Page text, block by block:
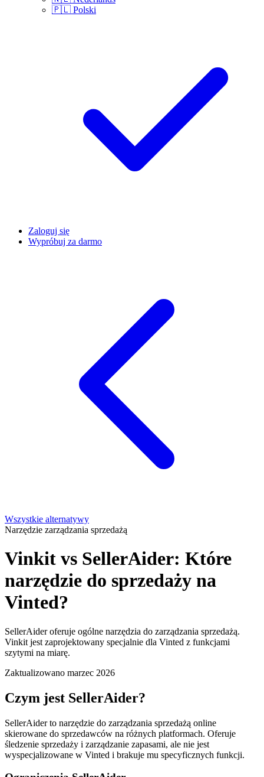
🇵🇱 Polski
Zaloguj się
Wypróbuj za darmo
Wszystkie alternatywy
Narzędzie zarządzania sprzedażą
Vinkit vs SellerAider: Które
narzędzie do sprzedaży na
Vinted?
SellerAider oferuje ogólne narzędzia do zarządzania sprzedażą.
Vinkit jest zaprojektowany specjalnie dla Vinted z funkcjami
szytymi na miarę.
Zaktualizowano marzec 2026
Czym jest SellerAider?
SellerAider to narzędzie do zarządzania sprzedażą online
skierowane do sprzedawców na różnych platformach. Oferuje
śledzenie sprzedaży i zarządzanie zapasami, ale nie jest
wyspecjalizowane w Vinted i brakuje mu specyficznych funkcji.